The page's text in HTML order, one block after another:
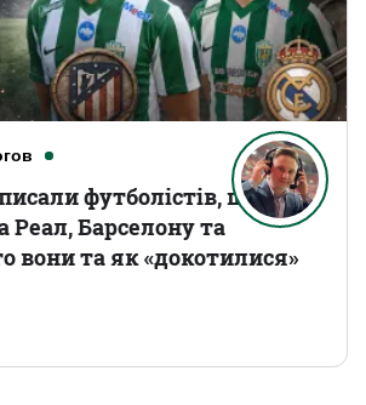
футболістів, що
Реал, Барселону та
вони та як «докотилися»